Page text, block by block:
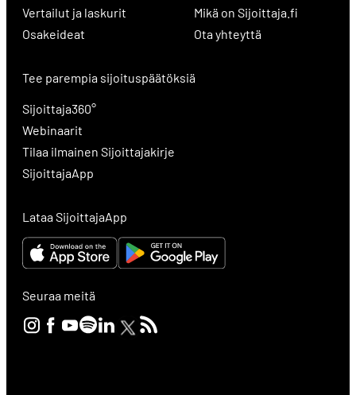
Vertailut ja laskurit
Osakeideat
Mikä on Sijoittaja.fi
Ota yhteyttä
Tee parempia sijoituspäätöksiä
Sijoittaja360°
Webinaarit
Tilaa ilmainen Sijoittajakirje
SijoittajaApp
Lataa SijoittajaApp
Seuraa meitä